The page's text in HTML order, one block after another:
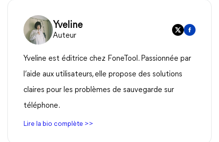
Yveline
Auteur
Yveline est éditrice chez FoneTool. Passionnée par
l’aide aux utilisateurs, elle propose des solutions
claires pour les problèmes de sauvegarde sur
téléphone.
Lire la bio complète >>